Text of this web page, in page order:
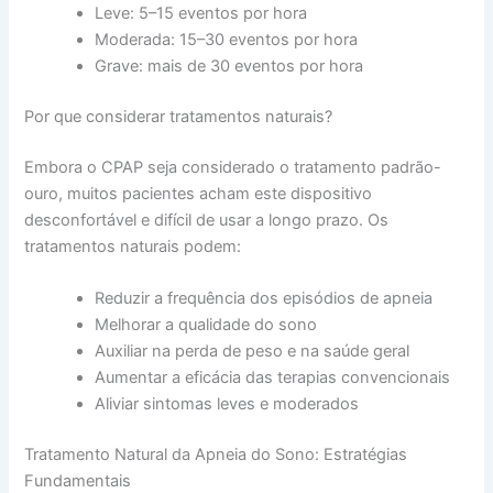
Leve: 5–15 eventos por hora
Moderada: 15–30 eventos por hora
Grave: mais de 30 eventos por hora
Por que considerar tratamentos naturais?
Embora o CPAP seja considerado o tratamento padrão-
ouro, muitos pacientes acham este dispositivo
desconfortável e difícil de usar a longo prazo. Os
tratamentos naturais podem:
Reduzir a frequência dos episódios de apneia
Melhorar a qualidade do sono
Auxiliar na perda de peso e na saúde geral
Aumentar a eficácia das terapias convencionais
Aliviar sintomas leves e moderados
Tratamento Natural da Apneia do Sono: Estratégias
Fundamentais